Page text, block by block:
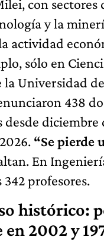
y la
actividad
sólo en
la Universidad
438
diciembre
“Se pierde
En
profesores.
histórico:
en 2002 y